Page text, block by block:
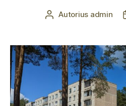
ĮrašoAutorius admin